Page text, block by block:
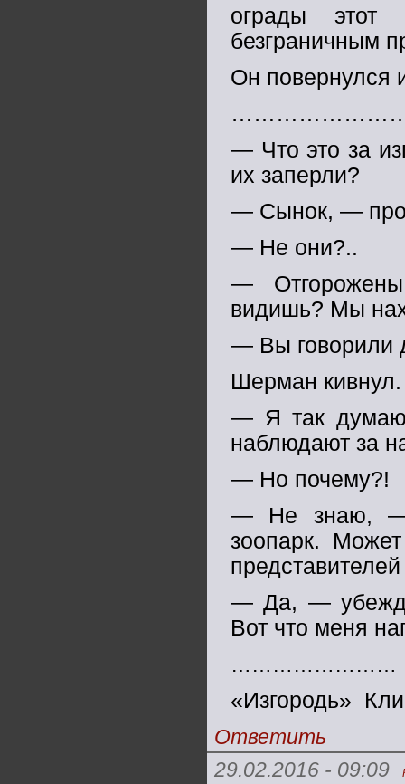
ограды этот
безграничным
Он повернулся
— Что это за
их заперли?
— Сынок, —
— Не они?..
—
видишь? Мы
— Вы говорили
Шерман кивнул.
— Я так думаю.
наблюдают за
— Но почему?!
— Не знаю, —
зоопарк.
— Да, —
Вот что меня
……………………
«Изгородь»
Ответить
29.02.2016 - 09:09